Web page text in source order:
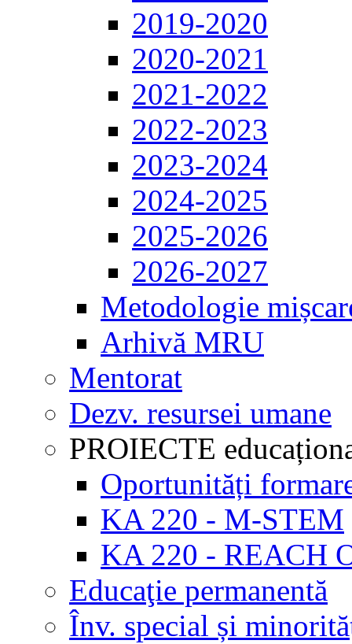
2019-2020
2020-2021
2021-2022
2022-2023
2023-2024
2024-2025
2025-2026
2026-2027
Metodologie
Arhivă MRU
Mentorat
Dezv. resursei umane
PROIECTE
Oportunități
KA 220 - M-STEM
KA 220 - REACH
Educaţie permanentă
Înv. special și